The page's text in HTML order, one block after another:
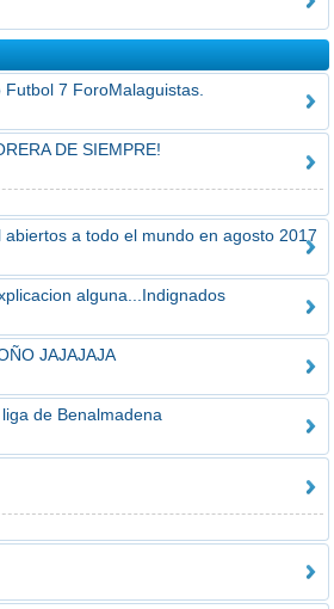
7 ForoMalaguistas.
DE SIEMPRE!
a todo el mundo en agosto 2017
alguna...Indignados
JAJAJAJA
de Benalmadena